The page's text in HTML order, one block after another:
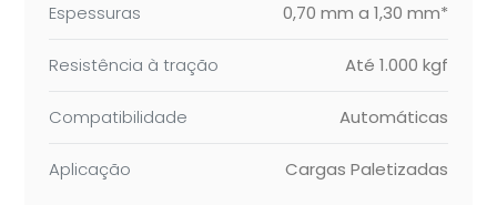
Espessuras 0,70 mm a 1,30 mm*
Resistência à tração Até 1.000 kgf
Compatibilidade Automáticas
Aplicação Cargas Paletizadas